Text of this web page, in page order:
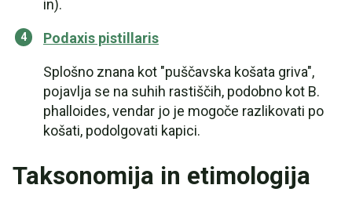
in).
Podaxis pistillaris
Splošno znana kot "puščavska košata griva",
pojavlja se na suhih rastiščih, podobno kot B.
phalloides, vendar jo je mogoče razlikovati po
košati, podolgovati kapici.
Taksonomija in etimologija